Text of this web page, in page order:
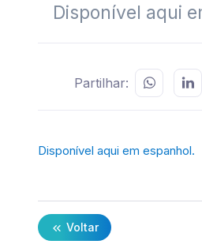
Disponível aqui
Partilhar:
Disponível aqui em espanhol.
Voltar